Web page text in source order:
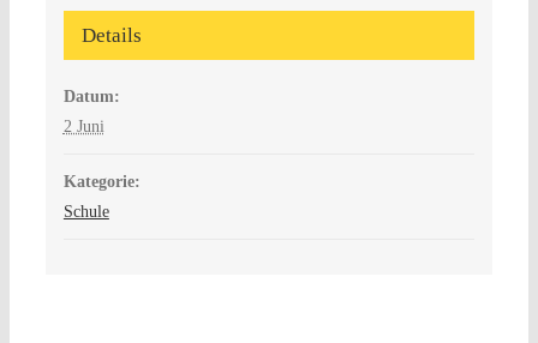
Details
Datum:
2 Juni
Kategorie:
Schule